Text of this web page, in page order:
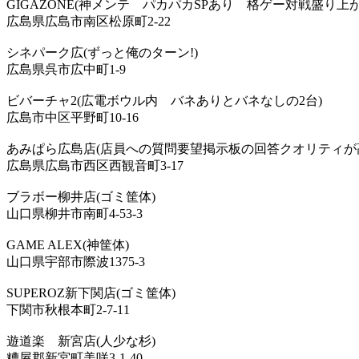
GIGAZONE(神メンテ パカパカSPあり 格ゲー対戦盛り上
広島県広島市南区松原町2-22
シネパーク広(ずっと俺のターン!)
広島県呉市広中町1-9
ビバーチャ2(広電ボウル内 バネありとバネなしの2台)
広島市中区平野町10-16
あみぱら広島店(店員への質問要望掲示板の回答クオリティ
広島県広島市西区西観音町3-17
ブラボー柳井店(ゴミ筐体)
山口県柳井市南町4-53-3
GAME ALEX(神筐体)
山口県宇部市際波1375-3
SUPEROZ新下関店(ゴミ筐体)
下関市秋根本町2-7-11
遊道楽 新宮店(人少な杉)